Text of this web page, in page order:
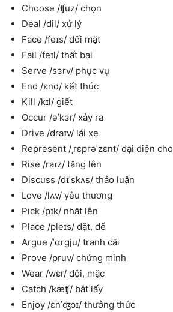
Choose /ʧuz/ chọn
Deal /dil/ xử lý
Face /feɪs/ đối mặt
Fail /feɪl/ thất bại
Serve /sɜrv/ phục vụ
End /ɛnd/ kết thúc
Kill /kɪl/ giết
Occur /əˈkɜr/ xảy ra
Drive /draɪv/ lái xe
Represent /ˌrɛprəˈzɛnt/ đại diện cho
Rise /raɪz/ tăng lên
Discuss /dɪˈskʌs/ thảo luận
Love /lʌv/ yêu thương
Pick /pɪk/ nhặt lên
Place /pleɪs/ đặt, để
Argue /ˈɑrgju/ tranh cãi
Prove /pruv/ chứng minh
Wear /wɛr/ đội, mặc
Catch /kæʧ/ bắt lấy
Enjoy /ɛnˈʤɔɪ/ thưởng thức